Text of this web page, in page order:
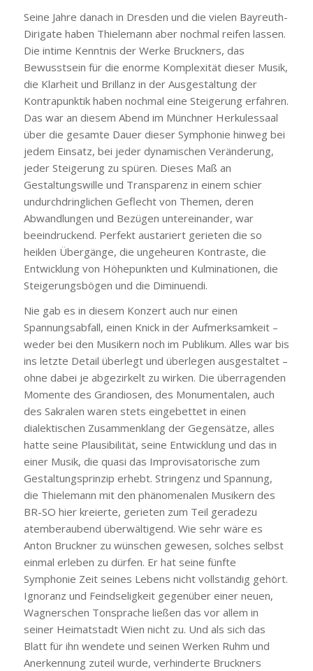
Seine Jahre danach in Dresden und die vielen Bayreuth-
Dirigate haben Thielemann aber nochmal reifen lassen.
Die intime Kenntnis der Werke Bruckners, das
Bewusstsein für die enorme Komplexität dieser Musik,
die Klarheit und Brillanz in der Ausgestaltung der
Kontrapunktik haben nochmal eine Steigerung erfahren.
Das war an diesem Abend im Münchner Herkulessaal
über die gesamte Dauer dieser Symphonie hinweg bei
jedem Einsatz, bei jeder dynamischen Veränderung,
jeder Steigerung zu spüren. Dieses Maß an
Gestaltungswille und Transparenz in einem schier
undurchdringlichen Geflecht von Themen, deren
Abwandlungen und Bezügen untereinander, war
beeindruckend. Perfekt austariert gerieten die so
heiklen Übergänge, die ungeheuren Kontraste, die
Entwicklung von Höhepunkten und Kulminationen, die
Steigerungsbögen und die Diminuendi.
Nie gab es in diesem Konzert auch nur einen
Spannungsabfall, einen Knick in der Aufmerksamkeit –
weder bei den Musikern noch im Publikum. Alles war bis
ins letzte Detail überlegt und überlegen ausgestaltet –
ohne dabei je abgezirkelt zu wirken. Die überragenden
Momente des Grandiosen, des Monumentalen, auch
des Sakralen waren stets eingebettet in einen
dialektischen Zusammenklang der Gegensätze, alles
hatte seine Plausibilität, seine Entwicklung und das in
einer Musik, die quasi das Improvisatorische zum
Gestaltungsprinzip erhebt. Stringenz und Spannung,
die Thielemann mit den phänomenalen Musikern des
BR-SO hier kreierte, gerieten zum Teil geradezu
atemberaubend überwältigend. Wie sehr wäre es
Anton Bruckner zu wünschen gewesen, solches selbst
einmal erleben zu dürfen. Er hat seine fünfte
Symphonie Zeit seines Lebens nicht vollständig gehört.
Ignoranz und Feindseligkeit gegenüber einer neuen,
Wagnerschen Tonsprache ließen das vor allem in
seiner Heimatstadt Wien nicht zu. Und als sich das
Blatt für ihn wendete und seinen Werken Ruhm und
Anerkennung zuteil wurde, verhinderte Bruckners